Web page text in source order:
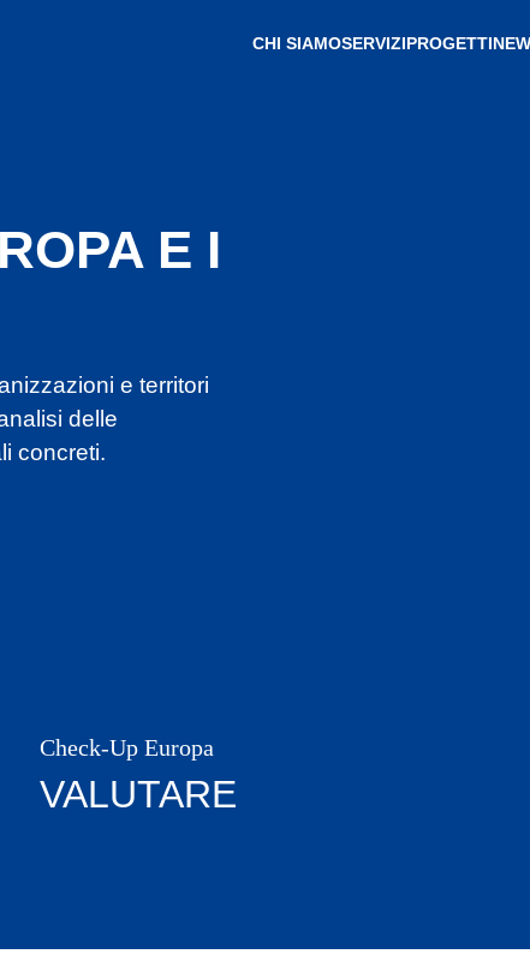
CHI SIAMOSERVIZIPROGETTI
E I
e territori
delle
concreti.
Check-Up Europa
VALUTARE